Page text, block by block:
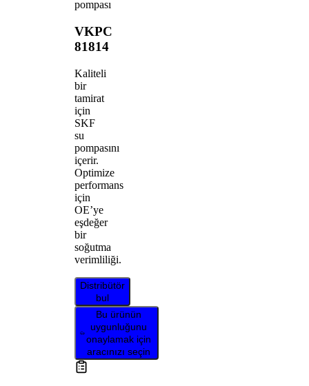
pompası
VKPC
81814
Kaliteli
bir
tamirat
için
SKF
su
pompasını
içerir.
Optimize
performans
için
OE’ye
eşdeğer
bir
soğutma
verimliliği.
Distribütör
bul
Bu ürünün
uygunluğunu
onaylamak için
aracınızı seçin